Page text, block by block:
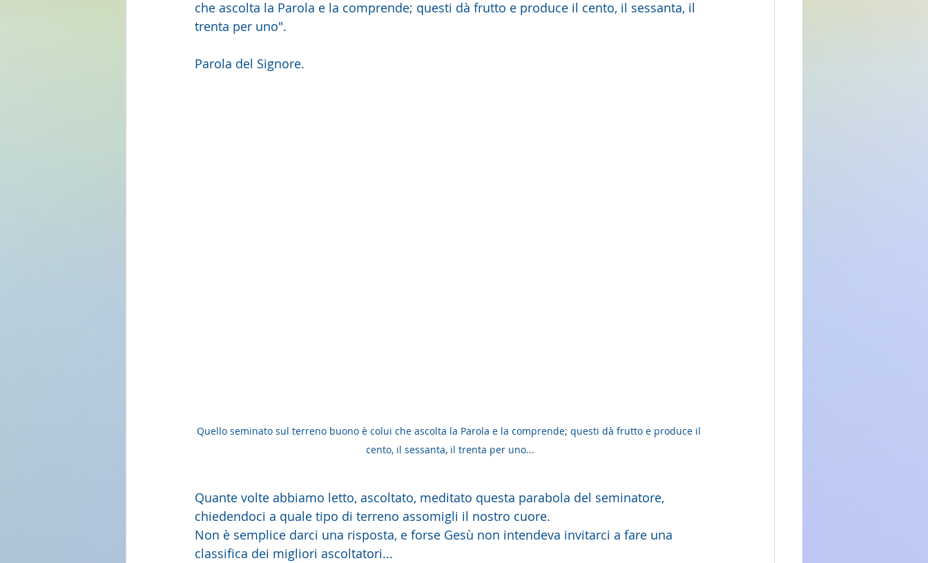
che ascolta la Parola e la comprende; questi dà frutto e produce il cento, il sessanta, il
trenta per uno".
Parola del Signore.
Quello seminato sul terreno buono è colui che ascolta la Parola e la comprende; questi dà frutto e produce il
cento, il sessanta, il trenta per uno...
Quante volte abbiamo letto, ascoltato, meditato questa parabola del seminatore,
chiedendoci a quale tipo di terreno assomigli il nostro cuore.
Non è semplice darci una risposta, e forse Gesù non intendeva invitarci a fare una
classifica dei migliori ascoltatori...